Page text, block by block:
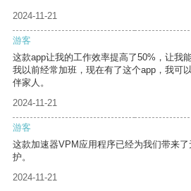
2024-11-21
游客
这款app让我的工作效率提高了50%，让我
我以前经常加班，现在有了这个app，我可
伴家人。
2024-11-21
游客
这款加速器VPM应用程序已经为我们带来
护。
2024-11-21